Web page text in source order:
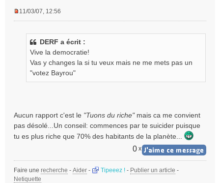
u
11/03/07, 12:56
DERF a écrit :
Vive la democratie!
Vas y changes la si tu veux mais ne me mets pas un
"votez Bayrou"
Aucun rapport c'est le "Tuons du riche"mais ca me convient
pas désolé...Un conseil: commences par te suicider puisque
tu es plus riche que 70% des habitants de la planète...
0 x
Faire une recherche - Aider - Tipeeez ! - Publier un article -
Netiquette